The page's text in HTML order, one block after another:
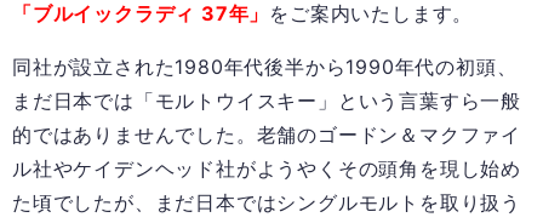
「ブルイックラディ 37年」 をご案内いたします。
同社が設立された1980年代後半から1990年代の初頭、
まだ日本では「モルトウイスキー」という言葉すら一般
的ではありませんでした。老舗のゴードン＆マクファイ
ル社やケイデンヘッド社がようやくその頭角を現し始め
た頃でしたが、まだ日本ではシングルモルトを取り扱う